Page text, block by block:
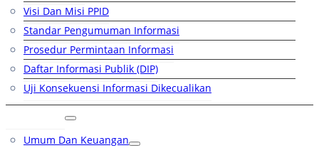
Visi Dan Misi PPID
Standar Pengumuman Informasi
Prosedur Permintaan Informasi
Daftar Informasi Publik (DIP)
Uji Konsekuensi Informasi Dikecualikan
Umum Dan Keuangan